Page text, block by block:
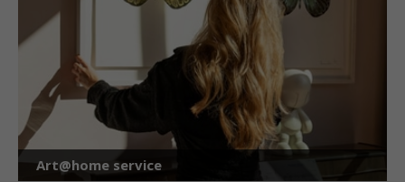
Art@home service